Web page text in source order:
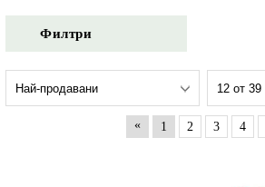
Филтри
« 1 2 3 4